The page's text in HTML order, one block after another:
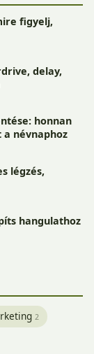
figyelj,
delay,
honnan
névnaphoz
légzés,
hangulathoz
2